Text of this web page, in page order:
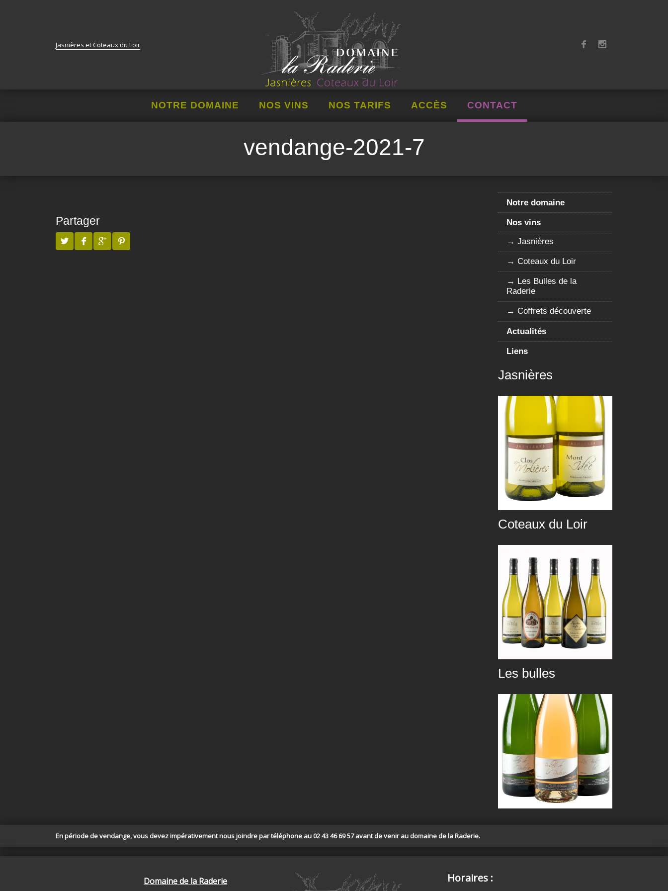
Jasnières et Coteaux du Loir
NOTRE DOMAINE NOS VINS NOS TARIFS ACCÈS CONTACT
vendange-2021-7
Partager
Notre domaine
Nos vins
Jasnières
Coteaux du Loir
Les Bulles de la
Raderie
Coffrets découverte
Actualités
Liens
Jasnières
Coteaux du Loir
Les bulles
En période de vendange, vous devez impérativement nous joindre par téléphone au 02 43 46 69 57 avant de venir au domaine de la Raderie.
Domaine de la Raderie Horaires :